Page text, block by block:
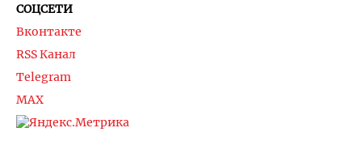
СОЦСЕТИ
Вконтакте
RSS Канал
Telegram
MAX